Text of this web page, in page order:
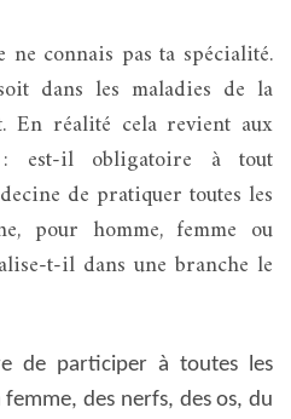
ne connais pas ta spécialité.
dans les maladies de la
En réalité cela revient aux
: est-il obligatoire à tout
de pratiquer toutes les
pour homme, femme ou
t-il dans une branche le
de participer à toutes les
des nerfs, des os, du